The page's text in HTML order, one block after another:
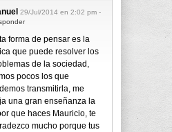
29/Jul/2014 en 2:02 pm -
forma de pensar es la
que puede resolver los
de la sociedad,
pocos los que
transmitirla, me
una gran enseñanza la
que haces Mauricio, te
mucho porque tus